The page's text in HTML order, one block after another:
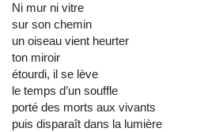
Ni mur ni vitre
sur son chemin
un oiseau vient heurter
ton miroir
étourdi, il se lève
le temps d’un souffle
porté des morts aux vivants
puis disparaît dans la lumière